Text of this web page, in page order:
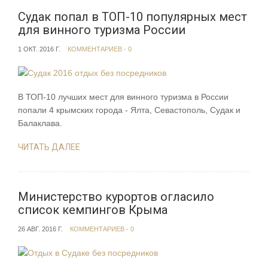
Судак попал в ТОП-10 популярных мест
для винного туризма России
1 ОКТ. 2016 Г. КОММЕНТАРИЕВ - 0
В ТОП-10 лучших мест для винного туризма в России
попали 4 крымских города - Ялта, Севастополь, Судак и
Балаклава.
ЧИТАТЬ ДАЛЕЕ
Министерство курортов огласило
список кемпингов Крыма
26 АВГ. 2016 Г. КОММЕНТАРИЕВ - 0